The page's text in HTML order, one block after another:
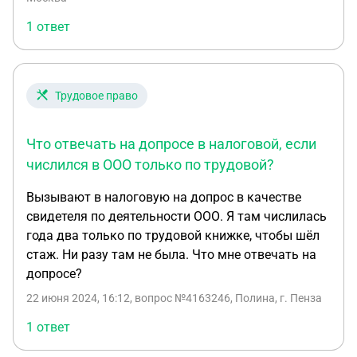
умысла, а иногда учитывается также привлечение
к ответственности в первый раз. Подробнее
налоговая на официальном сайте. Форма
составляется в свободной форме. Мне
событию. Уменьшить штраф настолько,
насколько это возможно. 27.01.26 вызывают в
отдает наличные.Это откуда получается у них
такие данные? И как мне вести себя на допросе?
1 ответ
Трудовое право
Что отвечать на допросе в налоговой, если
числился в ООО только по трудовой?
Вызывают в налоговую на допрос в качестве
свидетеля по деятельности ООО. Я там числилась
года два только по трудовой книжке, чтобы шёл
стаж. Ни разу там не была. Что мне отвечать на
допросе?
22 июня 2024, 16:12, вопрос №4163246, Полина, г. Пенза
1 ответ